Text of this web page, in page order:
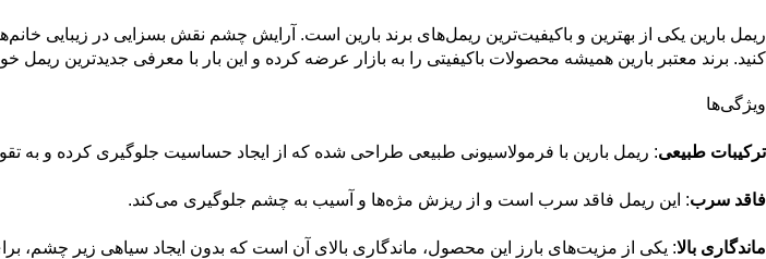
ریمل بارین یکی از بهترین و باکیفیت‌ترین ریمل‌های برند بارین است. آرایش چشم نقش بسزایی در زیبایی
کنید. برند معتبر بارین همیشه محصولات باکیفیتی را به بازار عرضه کرده و این بار با معرفی جدیدترین
ویژگی‌ها
ترکیبات طبیعی: ریمل بارین با فرمولاسیونی طبیعی طراحی شده که از ایجاد حساسیت جلوگیری کرده و به
فاقد سرب: این ریمل فاقد سرب است و از ریزش مژه‌ها و آسیب به چشم جلوگیری می‌کند.
ماندگاری بالا: یکی از مزیت‌های بارز این محصول، ماندگاری بالای آن است که بدون ایجاد سیاهی زیر چشم،